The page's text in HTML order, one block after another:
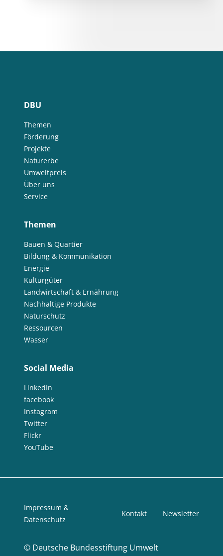
DBU
Themen
Förderung
Projekte
Naturerbe
Umweltpreis
Über uns
Service
Themen
Bauen & Quartier
Bildung & Kommunikation
Energie
Kulturgüter
Landwirtschaft & Ernährung
Nachhaltige Produkte
Naturschutz
Ressourcen
Wasser
Social Media
LinkedIn
facebook
Instagram
Twitter
Flickr
YouTube
© Deutsche Bundesstiftung Umwelt
Impressum &
Datenschutz
Kontakt Newsletter